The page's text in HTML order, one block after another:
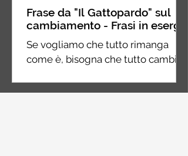
Frase da "Il Gattopardo" sul
cambiamento - Frasi in esergo
Se vogliamo che tutto rimanga
come è, bisogna che tutto cambi.